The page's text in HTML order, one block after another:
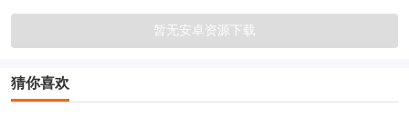
暂无安卓资源下载
猜你喜欢